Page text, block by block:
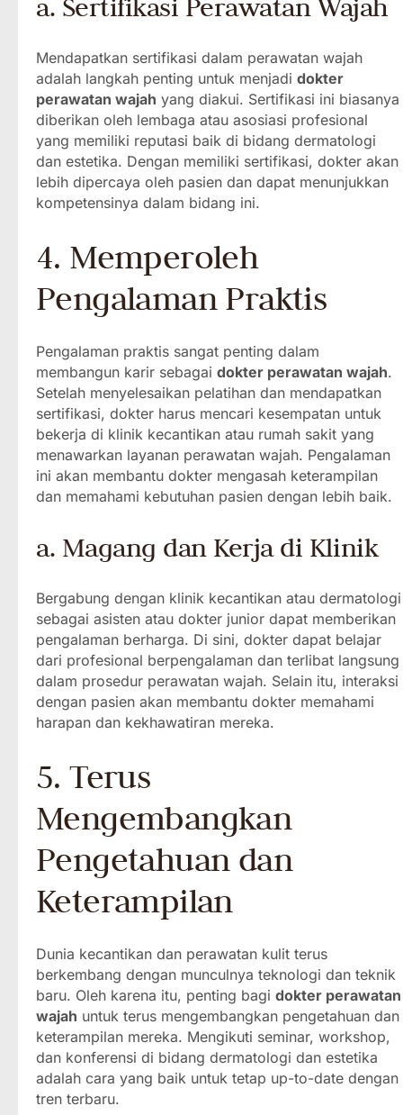
a. Sertifikasi Perawatan Wajah
Mendapatkan sertifikasi dalam perawatan wajah
adalah langkah penting untuk menjadi dokter
perawatan wajah yang diakui. Sertifikasi ini biasanya
diberikan oleh lembaga atau asosiasi profesional
yang memiliki reputasi baik di bidang dermatologi
dan estetika. Dengan memiliki sertifikasi, dokter akan
lebih dipercaya oleh pasien dan dapat menunjukkan
kompetensinya dalam bidang ini.
4. Memperoleh
Pengalaman Praktis
Pengalaman praktis sangat penting dalam
membangun karir sebagai dokter perawatan wajah.
Setelah menyelesaikan pelatihan dan mendapatkan
sertifikasi, dokter harus mencari kesempatan untuk
bekerja di klinik kecantikan atau rumah sakit yang
menawarkan layanan perawatan wajah. Pengalaman
ini akan membantu dokter mengasah keterampilan
dan memahami kebutuhan pasien dengan lebih baik.
a. Magang dan Kerja di Klinik
Bergabung dengan klinik kecantikan atau dermatologi
sebagai asisten atau dokter junior dapat memberikan
pengalaman berharga. Di sini, dokter dapat belajar
dari profesional berpengalaman dan terlibat langsung
dalam prosedur perawatan wajah. Selain itu, interaksi
dengan pasien akan membantu dokter memahami
harapan dan kekhawatiran mereka.
5. Terus
Mengembangkan
Pengetahuan dan
Keterampilan
Dunia kecantikan dan perawatan kulit terus
berkembang dengan munculnya teknologi dan teknik
baru. Oleh karena itu, penting bagi dokter perawatan
wajah untuk terus mengembangkan pengetahuan dan
keterampilan mereka. Mengikuti seminar, workshop,
dan konferensi di bidang dermatologi dan estetika
adalah cara yang baik untuk tetap up-to-date dengan
tren terbaru.